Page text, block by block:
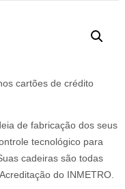
cartões de crédito
de fabricação dos seus
tecnológico para
cadeiras são todas
do INMETRO.